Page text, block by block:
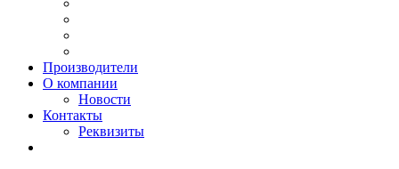
Производители
О компании
Новости
Контакты
Реквизиты